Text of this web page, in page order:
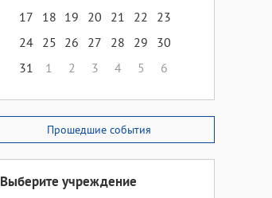
17
18 19 20 21 22
23
24 25 26 27 28 29
30
31
1 2 3 4 5 6
Прошедшие события
Выберите учреждение